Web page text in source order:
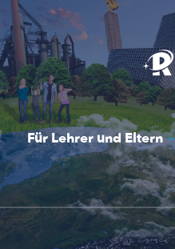
Für Lehrer und Eltern